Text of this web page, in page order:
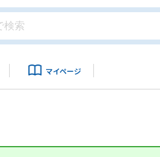
マイページ